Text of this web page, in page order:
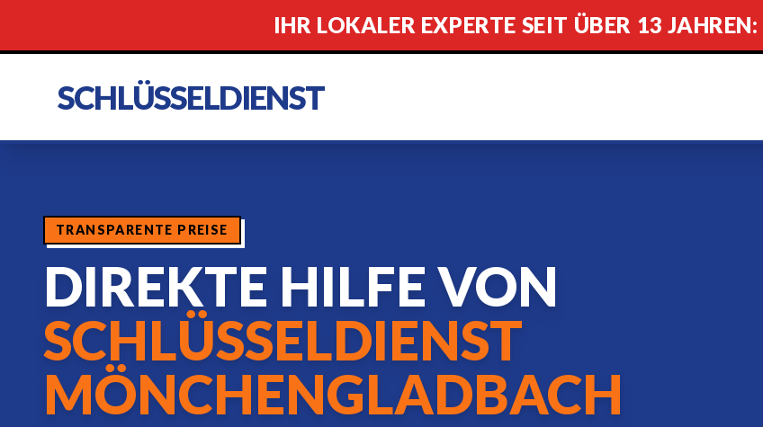
IHR LOKALER EXPERTE SEIT ÜBER 13 JAHREN:
SCHLÜSSELDIENST
TRANSPARENTE PREISE
DIREKTE HILFE VON
SCHLÜSSELDIENST
MÖNCHENGLADBACH